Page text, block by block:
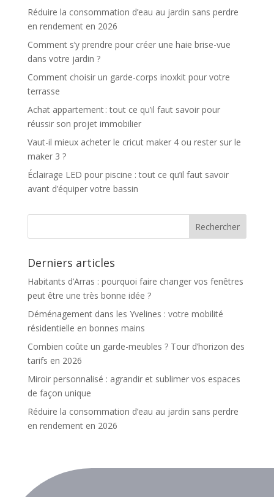
Réduire la consommation d’eau au jardin sans perdre
en rendement en 2026
Comment s’y prendre pour créer une haie brise-vue
dans votre jardin ?
Comment choisir un garde-corps inoxkit pour votre
terrasse
Achat appartement : tout ce qu’il faut savoir pour
réussir son projet immobilier
Vaut-il mieux acheter le cricut maker 4 ou rester sur le
maker 3 ?
Éclairage LED pour piscine : tout ce qu’il faut savoir
avant d’équiper votre bassin
Derniers articles
Habitants d’Arras : pourquoi faire changer vos fenêtres
peut être une très bonne idée ?
Déménagement dans les Yvelines : votre mobilité
résidentielle en bonnes mains
Combien coûte un garde-meubles ? Tour d’horizon des
tarifs en 2026
Miroir personnalisé : agrandir et sublimer vos espaces
de façon unique
Réduire la consommation d’eau au jardin sans perdre
en rendement en 2026